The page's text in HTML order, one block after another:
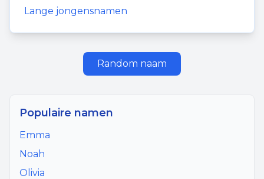
Lange jongensnamen
Random naam
Populaire namen
Emma
Noah
Olivia